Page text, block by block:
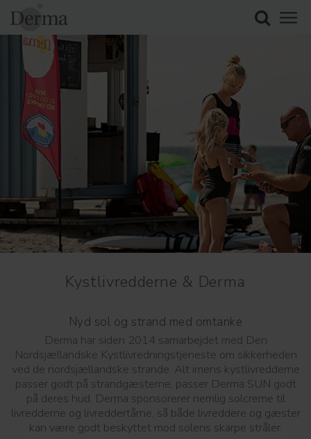
Kystlivredderne & Derma
Nyd sol og strand med omtanke
Derma har siden 2014 samarbejdet med Den
Nordsjællandske Kystlivredningstjeneste om sikkerheden
ved de nordsjællandske strande. Alt imens kystlivredderne
passer godt på strandgæsterne, passer Derma SUN godt
på deres hud. Derma sponsorerer nemlig solcreme til
livredderne og livreddertårne, så både livreddere og gæster
kan være godt beskyttet mod solens skarpe stråler.